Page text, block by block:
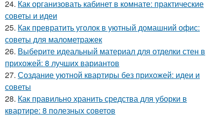
24. Как организовать кабинет в комнате: практические
советы и идеи
25. Как превратить уголок в уютный домашний офис:
советы для малометражек
26. Выберите идеальный материал для отделки стен в
прихожей: 8 лучших вариантов
27. Создание уютной квартиры без прихожей: идеи и
советы
28. Как правильно хранить средства для уборки в
квартире: 8 полезных советов